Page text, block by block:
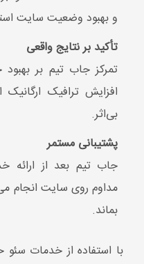
مداوم روی سایت انجام
بماند.
با استفاده از خدمات
نه تنها در نتایج جستجو
مشتریان واقعی و افزایش
خدمات سئو سایت
انجام شود تا بتوانید